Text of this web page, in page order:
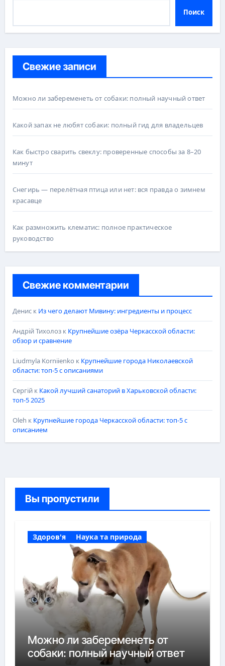
Поиск
Свежие записи
Можно ли забеременеть от собаки: полный научный ответ
Какой запах не любят собаки: полный гид для владельцев
Как быстро сварить свеклу: проверенные способы за 8–20
минут
Снегирь — перелётная птица или нет: вся правда о зимнем
красавце
Как размножить клематис: полное практическое
руководство
Свежие комментарии
Дениск Из чего делают Мивину: ингредиенты и процесс
Андрій Тихолозк Крупнейшие озёра Черкасской области:
обзор и сравнение
Liudmyla Korniienko к Крупнейшие города Николаевской
области: топ-5 с описаниями
Сергійк Какой лучший санаторий в Харьковской области:
топ-5 2025
Oleh к Крупнейшие города Черкасской области: топ-5 с
описанием
Вы пропустили
Здоров'я Наука та природа
Можно ли забеременеть от
собаки: полный научный ответ